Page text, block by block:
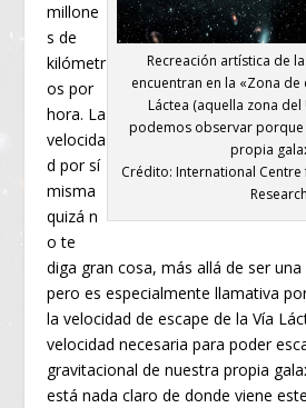
Recreación artística de
encuentran en la «Zona de
Láctea (aquella zona
podemos observar
propia
Crédito: International
Research
millone
s de
kilómetr
os por
hora. La
velocida
d por sí
misma
quizá n
o te
diga gran cosa, más allá de ser
pero es especialmente llamativa
la velocidad de escape de la Vía
velocidad necesaria para poder
gravitacional de nuestra propia
está nada claro de donde viene